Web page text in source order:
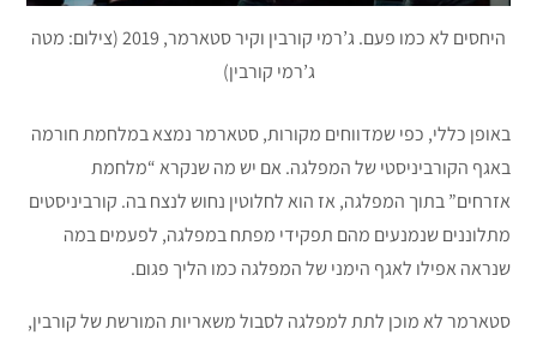
היחסים לא כמו פעם. ג’רמי קורבין וקיר סטארמר, 2019 (צילום: מטה
ג’רמי קורבין)
באופן כללי, כפי שמדווחים מקורות, סטארמר נמצא במלחמת חורמה
באגף הקורביניסטי של המפלגה. אם יש מה שנקרא “מלחמת
אזרחים” בתוך המפלגה, אז הוא לחלוטין נחוש לנצח בה. קורביניסטים
מתלוננים שנמנעים מהם תפקידי מפתח במפלגה, לפעמים במה
שנראה אפילו לאגף הימני של המפלגה כמו הליך פגום.
סטארמר לא מוכן לתת למפלגה לסבול משאריות המורשת של קורבין,